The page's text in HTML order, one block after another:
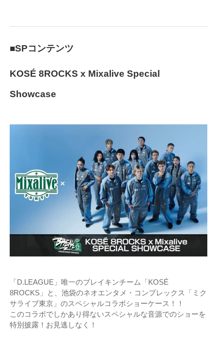
■SPコンテンツ
KOSÉ 8ROCKS x Mixalive Special
Showcase
「D.LEAGUE」唯一のブレイキンチーム「KOSÉ
8ROCKS」と、池袋のネオエンタメ・コンプレックス「ミク
サライブ東京」のスペシャルコラボショーケース！！
このコラボでしかあり得ないスペシャルな音源でのショーを
特別披露！お見逃しなく！